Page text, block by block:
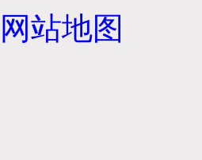
网站地图